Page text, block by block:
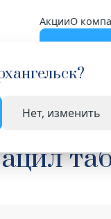
АкцииО
?
Нет, изменить
и БАД